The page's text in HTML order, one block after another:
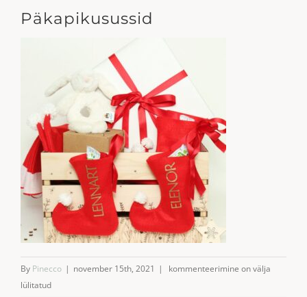
Päkapikusussid
By Pinecco | november 15th, 2021 | Päkapikusussid
kommenteerimine on välja
lülitatud